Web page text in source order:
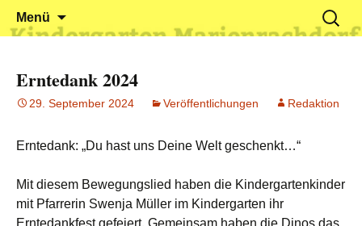
Kindergarten Marienrachdorf
Klein reingehen – Groß rauskommen
Menü
Suchen
nach:
Erntedank 2024
29. September 2024 Veröffentlichungen Redaktion
Erntedank: „Du hast uns Deine Welt geschenkt…“
Mit diesem Bewegungslied haben die Kindergartenkinder
mit Pfarrerin Swenja Müller im Kindergarten ihr
Erntedankfest gefeiert. Gemeinsam haben die Dinos das